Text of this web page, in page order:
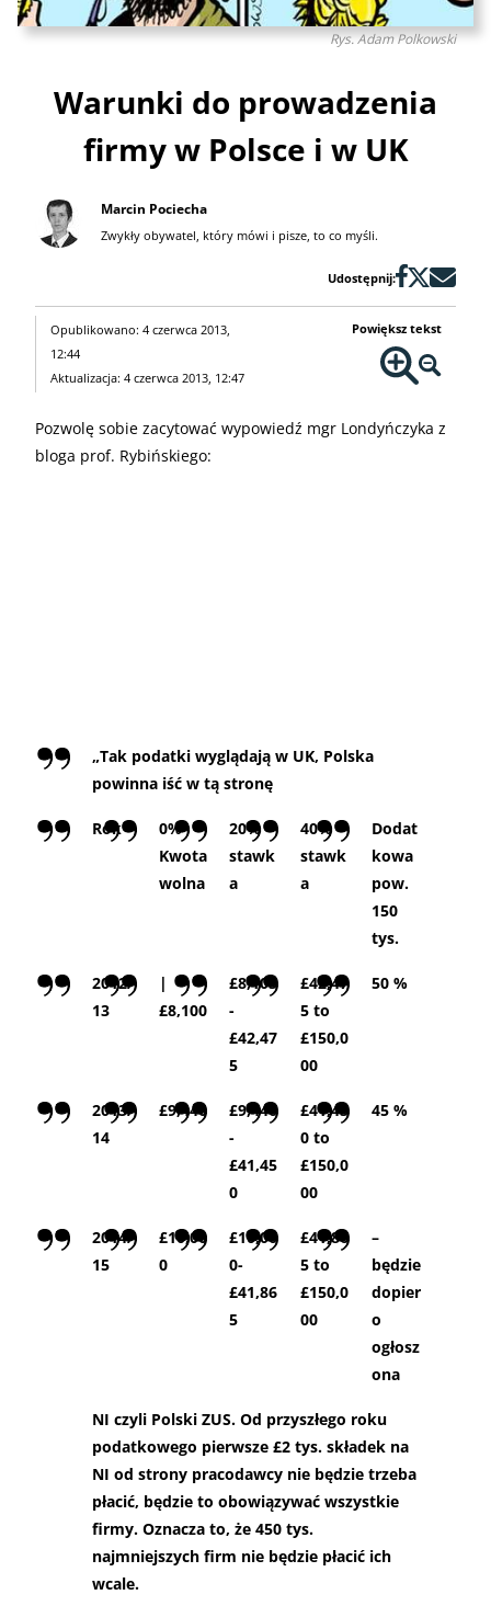
Rys. Adam Polkowski
Warunki do prowadzenia
firmy w Polsce i w UK
Marcin Pociecha
Zwykły obywatel, który mówi i pisze, to co myśli.
Udostępnij:
Opublikowano: 4 czerwca 2013,
12:44
Aktualizacja: 4 czerwca 2013, 12:47
Powiększ tekst
Pozwolę sobie zacytować wypowiedź mgr Londyńczyka z
bloga prof. Rybińskiego:
„Tak podatki wyglądają w UK, Polska
powinna iść w tą stronę
Rok
0%
Kwota
wolna
20%
stawk
a
40%
stawk
a
Dodat
kowa
pow.
150
tys.
2012/
13
|
£8,100
£8,105
-
£42,47
5
£42,47
5 to
£150,0
00
50 %
2013/
14
£9,440
£9,440
-
£41,45
0
£41,45
0 to
£150,0
00
45 %
2014/
15
£10,00
0
£10,00
0-
£41,86
5
£41,86
5 to
£150,0
00
–
będzie
dopier
o
ogłosz
ona
NI czyli Polski ZUS. Od przyszłego roku
podatkowego pierwsze £2 tys. składek na
NI od strony pracodawcy nie będzie trzeba
płacić, będzie to obowiązywać wszystkie
firmy. Oznacza to, że 450 tys.
najmniejszych firm nie będzie płacić ich
wcale.